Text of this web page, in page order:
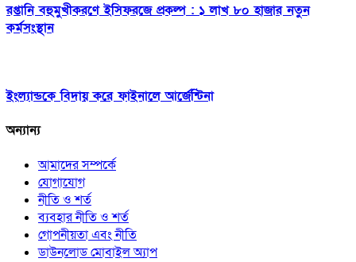
রপ্তানি বহুমুখীকরণে ইসিফরজে প্রকল্প : ১ লাখ ৮০ হাজার নতুন
কর্মসংস্থান
ইংল্যান্ডকে বিদায় করে ফাইনালে আর্জেন্টিনা
অন্যান্য
আমাদের সম্পর্কে
যোগাযোগ
নীতি ও শর্ত
ব্যবহার নীতি ও শর্ত
গোপনীয়তা এবং নীতি
ডাউনলোড মোবাইল অ্যাপ